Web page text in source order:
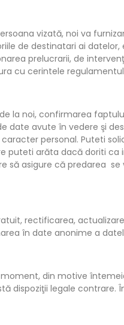
vizată, noi va
de destinatari ai
prelucrarii, de
cu cerintele
la noi, confirmarea
date avute în vedere şi
personal. Puteti
puteti arăta dacă doriti
să asigure că predarea
rectificarea,
în date anonime a
din motive
dispoziţii legale